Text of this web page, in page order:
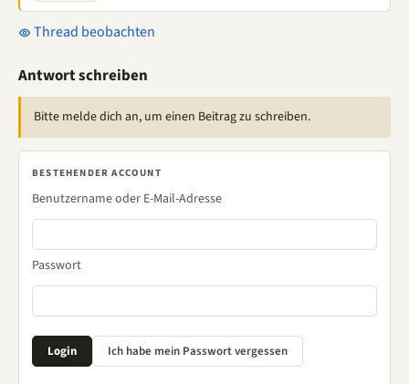
Thread beobachten
Antwort schreiben
Bitte melde dich an, um einen Beitrag zu schreiben.
BESTEHENDER ACCOUNT
Benutzername oder E-Mail-Adresse
Passwort